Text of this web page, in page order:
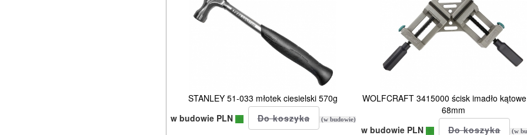
STANLEY 51-033 młotek ciesielski 570g
w budowie PLN
(w budowie)
WOLFCRAFT 3415000 ścisk imadło
68mm
w budowie PLN
(w